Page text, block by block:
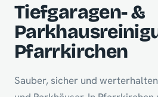
Tiefgaragen- &
Pfarrkirchen
Sauber, sicher und